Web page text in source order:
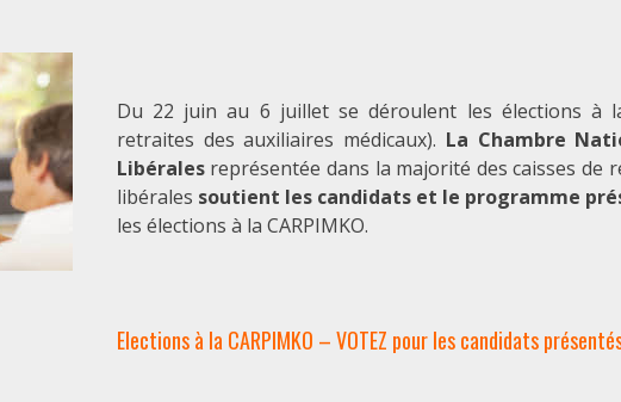
Du 22 juin au 6 juillet se déroulent les élections à la
retraites des auxiliaires médicaux). La Chambre
Libéralesreprésentée dans la majorité des caisses de
libérales soutient les candidats et le programme
les élections à la CARPIMKO.
Elections à la CARPIMKO – VOTEZ pour les candidats